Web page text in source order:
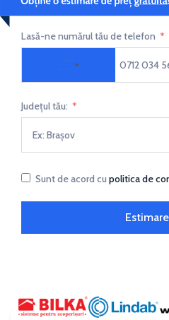
Lasă-ne numărul tău de telefon
Romania +40
Județul tău:
Sunt de acord cu politica de